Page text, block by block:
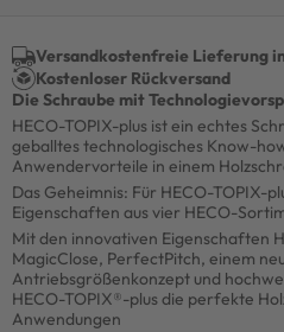
Versandkostenfreie Lieferung
Kostenloser Rückversand
Die Schraube mit
HECO-TOPIX-plus ist ein echtes
geballtes technologisches Know-
Anwendervorteile in einem
Das Geheimnis: Für HECO-TOPIX-
Eigenschaften aus vier HECO-
Mit den innovativen Eigenschaften
MagicClose, PerfectPitch, einem
Antriebsgrößenkonzept und
HECO-TOPIX®-plus die perfekte
Anwendungen